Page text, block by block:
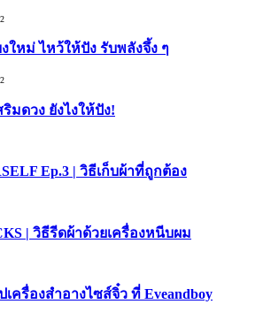
งใหม่ ไหว้ให้ปัง รับพลังจึ้ง ๆ
มดวง ยังไงให้ปัง!
Ep.3 | วิธีเก็บผ้าที่ถูกต้อง
| วิธีรีดผ้าด้วยเครื่องหนีบผม
ครื่องสำอางไซส์จิ๋ว ที่ Eveandboy